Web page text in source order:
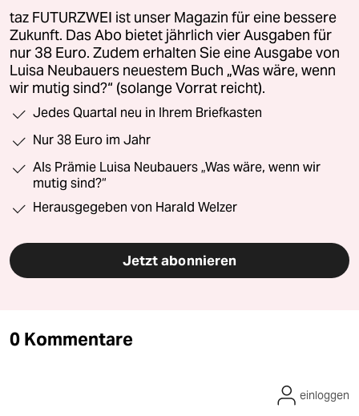
taz FUTURZWEI ist unser Magazin für eine bessere
Zukunft. Das Abo bietet jährlich vier Ausgaben für
nur 38 Euro. Zudem erhalten Sie eine Ausgabe von
Luisa Neubauers neuestem Buch „Was wäre, wenn
wir mutig sind?“ (solange Vorrat reicht).
Jedes Quartal neu in Ihrem Briefkasten
Nur 38 Euro im Jahr
Als Prämie Luisa Neubauers „Was wäre, wenn wir
mutig sind?“
Herausgegeben von Harald Welzer
Jetzt abonnieren
0 Kommentare
einloggen